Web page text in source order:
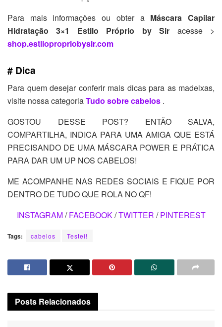
Para mais informações ou obter a Máscara Capilar
Hidratação 3×1 Estilo Próprio by Sir acesse >
shop.estilopropriobysir.com
# Dica
Para quem desejar conferir mais dicas para as madeixas,
visite nossa categoriaTudo sobre cabelos .
GOSTOU DESSE POST? ENTÃO SALVA,
COMPARTILHA, INDICA PARA UMA AMIGA QUE ESTÁ
PRECISANDO DE UMA MÁSCARA POWER E PRÁTICA
PARA DAR UM UP NOS CABELOS!
ME ACOMPANHE NAS REDES SOCIAIS E FIQUE POR
DENTRO DE TUDO QUE ROLA NO QF!
INSTAGRAM/FACEBOOK/TWITTER /PINTEREST
Tags: cabelos Testei!
Posts Relacionados